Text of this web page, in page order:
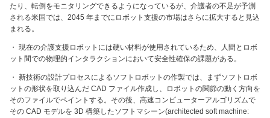
たり、転倒をモニタリングできるようになっているが、介護者の不足が予測
される米国では、2045 年までにロボット支援の市場はさらに拡大すると見込
まれる。
・ 現在の介護支援ロボットには硬い材料が使用されているため、人間とロボ
ット間での物理的インタラクションにおいて安全性確保の課題がある。
・ 新技術の設計プロセスによるソフトロボットの作製では、まずソフトロボ
ットの形状を取り込んだ CAD ファイル作成し、ロボットの関節の動く方向を
そのファイルでペイントする。その後、高速コンピューターアルゴリズムで
その CAD モデルを 3D 構築したソフトマシーン(architected soft machine: